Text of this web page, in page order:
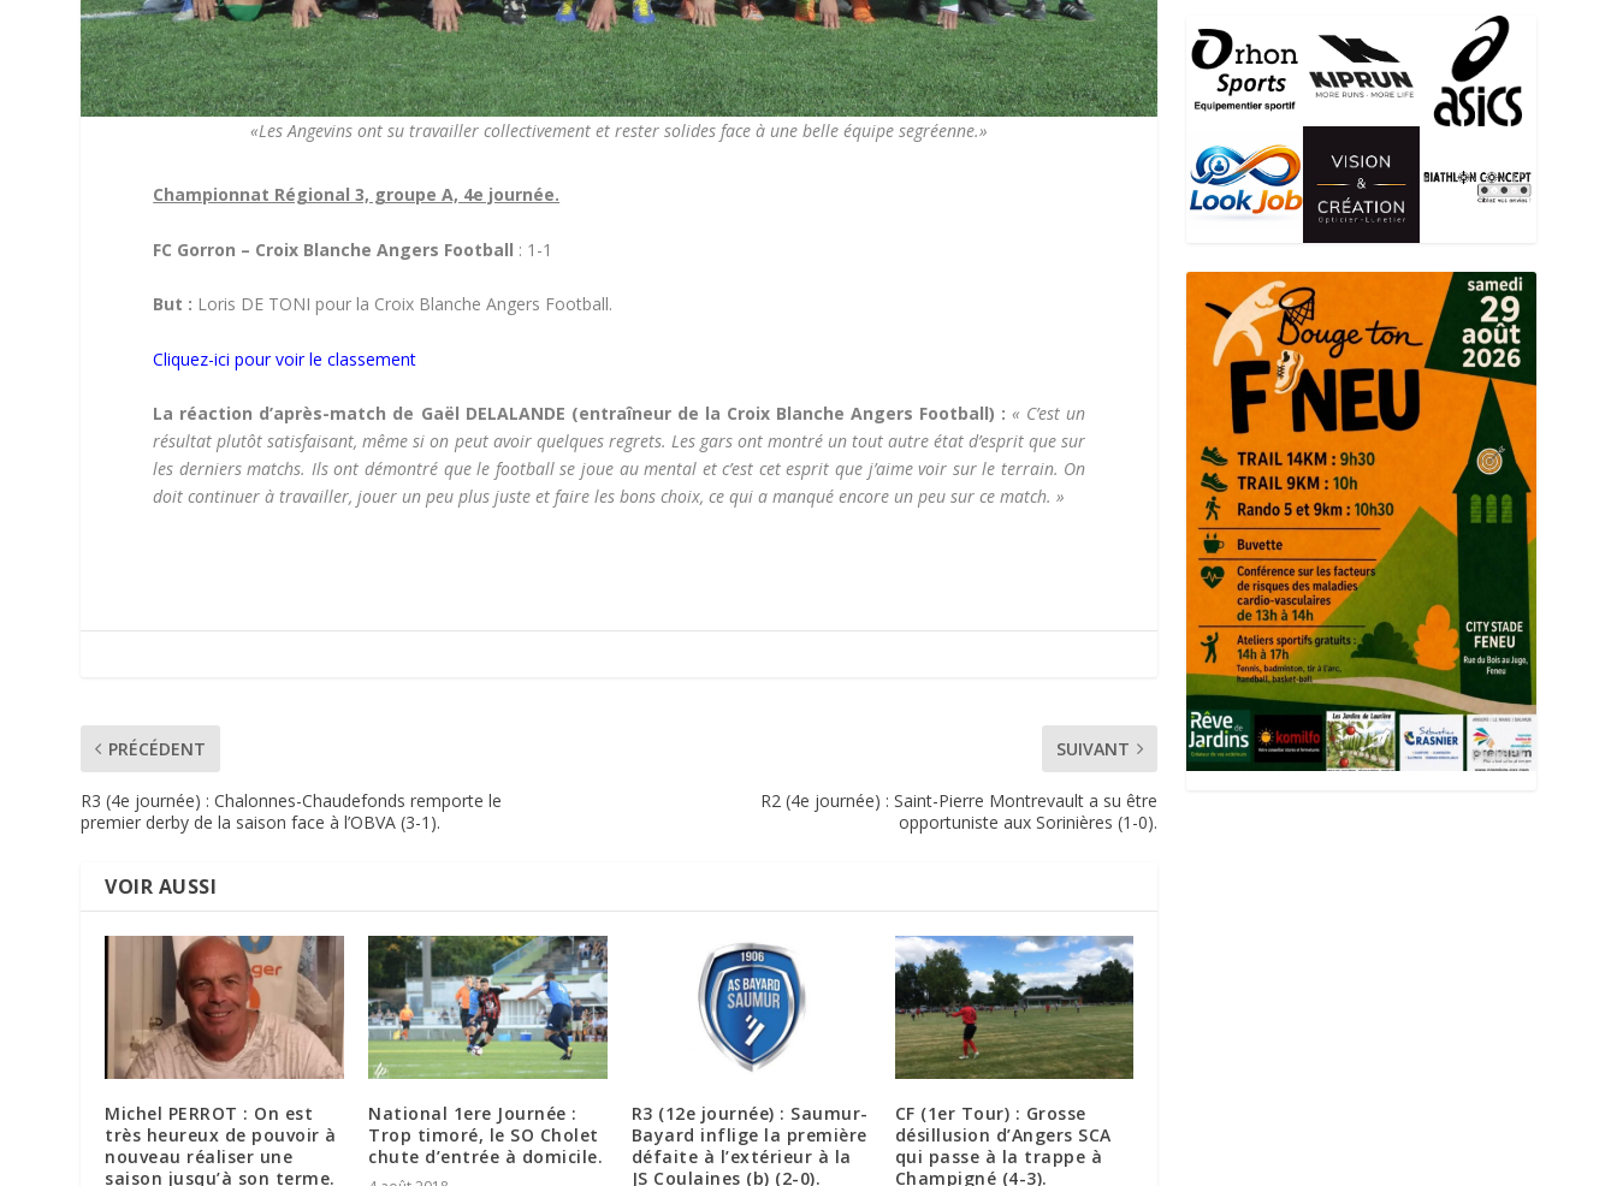
«Les Angevins ont su travailler collectivement et rester solides face à une belle équipe segréenne.»
Championnat Régional 3, groupe A, 4e journée.
FC Gorron – Croix Blanche Angers Football : 1-1
But : Loris DE TONI pour la Croix Blanche Angers Football.
Cliquez-ici pour voir le classement
La réaction d’après-match de Gaël DELALANDE (entraîneur de la Croix Blanche Angers Football) : « C’est un
résultat plutôt satisfaisant, même si on peut avoir quelques regrets. Les gars ont montré un tout autre état d’esprit que sur
les derniers matchs. Ils ont démontré que le football se joue au mental et c’est cet esprit que j’aime voir sur le terrain. On
doit continuer à travailler, jouer un peu plus juste et faire les bons choix, ce qui a manqué encore un peu sur ce match. »
PRÉCÉDENT
R3 (4e journée) : Chalonnes-Chaudefonds remporte le
premier derby de la saison face à l’OBVA (3-1).
SUIVANT
R2 (4e journée) : Saint-Pierre Montrevault a su être
opportuniste aux Sorinières (1-0).
VOIR AUSSI
Michel PERROT : On est
très heureux de pouvoir à
nouveau réaliser une
saison jusqu’à son terme.
National 1ere Journée :
Trop timoré, le SO Cholet
chute d’entrée à domicile.
R3 (12e journée) : Saumur-
Bayard inflige la première
défaite à l’extérieur à la
JS Coulaines (b) (2-0).
CF (1er Tour) : Grosse
désillusion d’Angers SCA
qui passe à la trappe à
Champigné (4-3).